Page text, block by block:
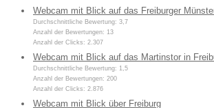
Webcam mit Blick auf das Freiburger
Durchschnittliche Bewertung: 3,7
Anzahl der Bewertungen: 13
Anzahl der Clicks: 2.307
Webcam mit Blick auf das Martinstor in
Durchschnittliche Bewertung: 1,5
Anzahl der Bewertungen: 200
Anzahl der Clicks: 2.876
Webcam mit Blick über Freiburg